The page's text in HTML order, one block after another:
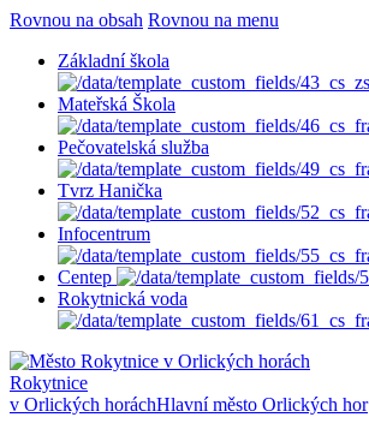
Rovnou na obsah Rovnou na menu
Základní škola
Mateřská Škola
Pečovatelská služba
Tvrz Hanička
Infocentrum
Centep
Rokytnická voda
Rokytnice
v Orlických horáchHlavní město Orlických hor